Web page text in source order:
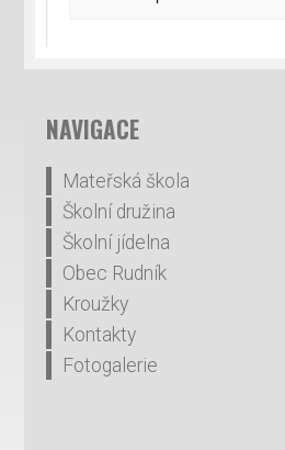
NAVIGACE
Mateřská škola
Školní družina
Školní jídelna
Obec Rudník
Kroužky
Kontakty
Fotogalerie